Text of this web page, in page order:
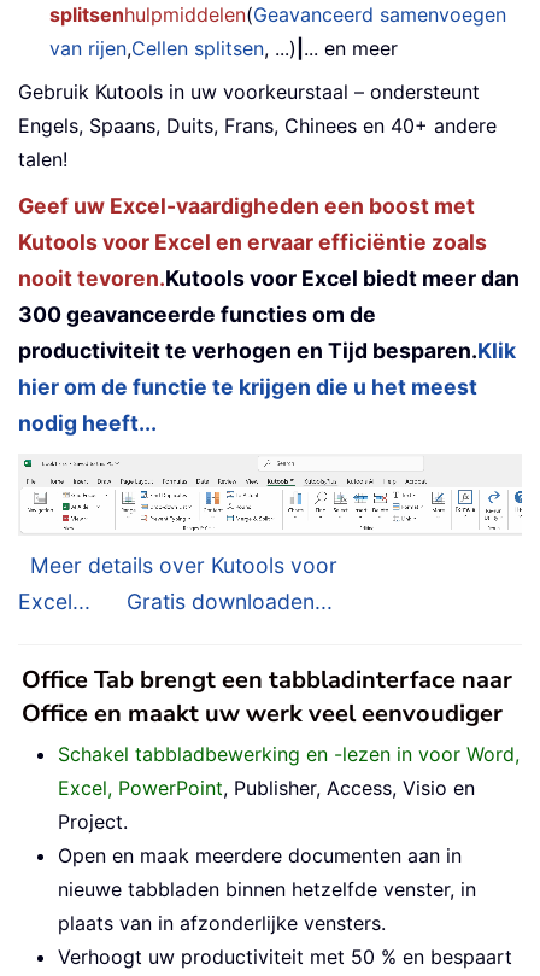
With ThisWorkbook.Worksheets(
.Activate
Chart Export Environ $
End With
Set xRgPic = Nothing
Sub
splitsenhulpmiddelen(Geavanceerd samenvoegen
van rijen,Cellen splitsen, ...) ... en meer
Gebruik Kutools in uw voorkeurstaal – ondersteunt
Engels, Spaans, Duits, Frans, Chinees en 40+ andere
talen!
Geef uw Excel-vaardigheden een boost met
Kutools voor Excel en ervaar efficiëntie zoals
nooit tevoren.Kutools voor Excel biedt meer dan
300 geavanceerde functies om de
productiviteit te verhogen en Tijd besparen.Klik
hier om de functie te krijgen die u het meest
nodig heeft...
Meer details over Kutools voor
Excel...
Gratis downloaden...
Office Tab brengt een tabbladinterface naar
Office en maakt uw werk veel eenvoudiger
Schakel tabbladbewerking en -lezen in voor Word,
Excel, PowerPoint, Publisher, Access, Visio en
Project.
Open en maak meerdere documenten aan in
nieuwe tabbladen binnen hetzelfde venster, in
plaats van in afzonderlijke vensters.
Verhoogt uw productiviteit met 50 % en bespaart